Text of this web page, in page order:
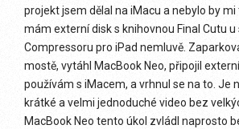
projekt jsem dělal na iMacu a nebylo by
mám externí disk s knihovnou Final Cutu u
Compressoru pro iPad nemluvě.
mostě, vytáhl MacBook Neo, připojil
používám s iMacem, a vrhnul se na to. Je
krátké a velmi jednoduché video bez
MacBook Neo tento úkol zvládl naprosto